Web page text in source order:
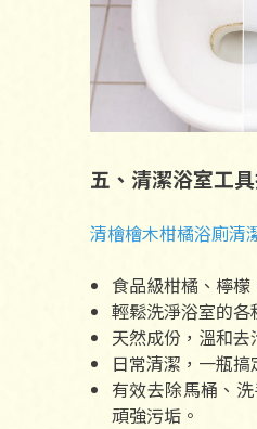
五、清潔浴室工
清檜檜木柑橘浴廁清
食品級柑橘、檸檬
輕鬆洗淨浴室的各
天然成份，溫和去
日常清潔，一瓶搞
有效去除馬桶、
頑強污垢。